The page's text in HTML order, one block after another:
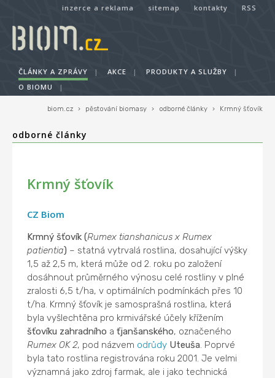
inzerce a reklama sitemap kontakty RSS
ČLÁNKY A ZPRÁVY | AKCE | PRODUKTY A SLUŽBY
|
O BIOMU
|
biom.cz › pěstování biomasy › odborné články › Krmný šťovík
odborné články
Krmný šťovík
CZ Biom
Krmný šťovík (Rumex tianshanicus x Rumex
patientia) – statná vytrvalá rostlina, dosahující výšky
1,5 až 2,5 m, která může od 2. roku po založení
dosáhnout průměrného výnosu celé rostliny v plné
zralosti 6,5 t/ha, v optimálních podmínkách přes 10
t/ha. Krmný šťovík je samosprašná rostlina, která
byla vyšlechtěna pro krmivářské účely křížením
šťovíku zahradního aťjanšanského, označeného
Rumex OK 2, pod názvem odrůdy Uteuša. Poprvé
byla tato rostlina registrována roku 2001. Je velmi
významná jako zdroj farmak, ale i jako technická